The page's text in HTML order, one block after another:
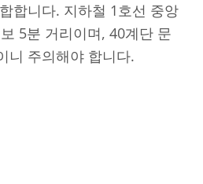
합니다. 지하철 1호선 중앙
5분 거리이며, 40계단 문
니 주의해야 합니다.